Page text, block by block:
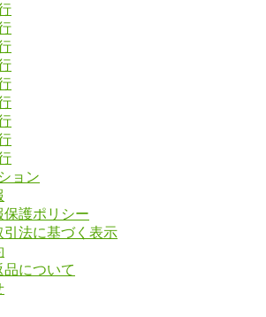
ョン
保護ポリシー
引法に基づく表示
品について